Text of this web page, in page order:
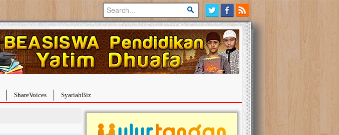
ShareVoices SyariahBiz